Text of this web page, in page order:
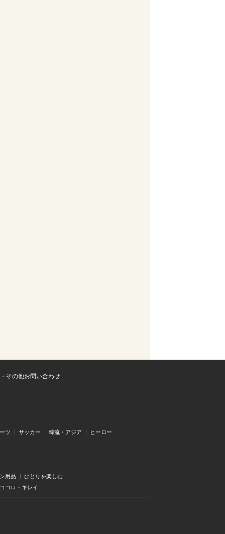
その他お問い合わせ
ツ サッカー 韓流・アジア ヒーロー
用品
ひとりを楽しむ
コロ・キレイ